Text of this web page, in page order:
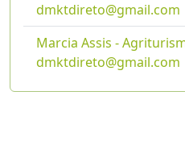
dmktdireto@gmail.com
Marcia Assis -
dmktdireto@gmail.com